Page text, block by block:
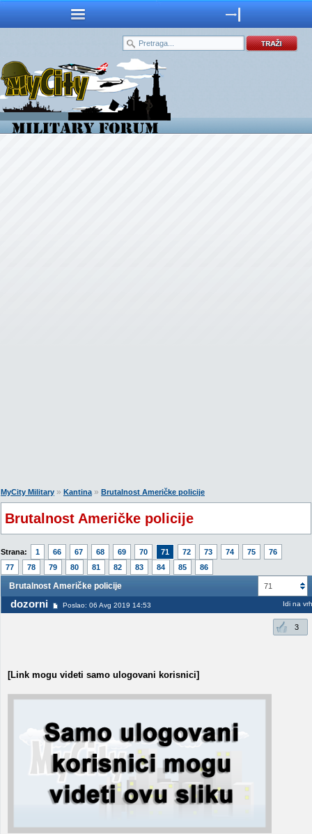
MyCity Military » Kantina» Brutalnost Američke policije
Brutalnost Američke policije
Strana: 1 66 67 68 69 70 71 72 73 74 75
76
77
78 79 80 81 82 83 84 85 86
71
Brutalnost Američke policije
dozorni Poslao: 06 Avg 2019 14:53 Idi na vrh
3
[Link mogu videti samo ulogovani korisnici]